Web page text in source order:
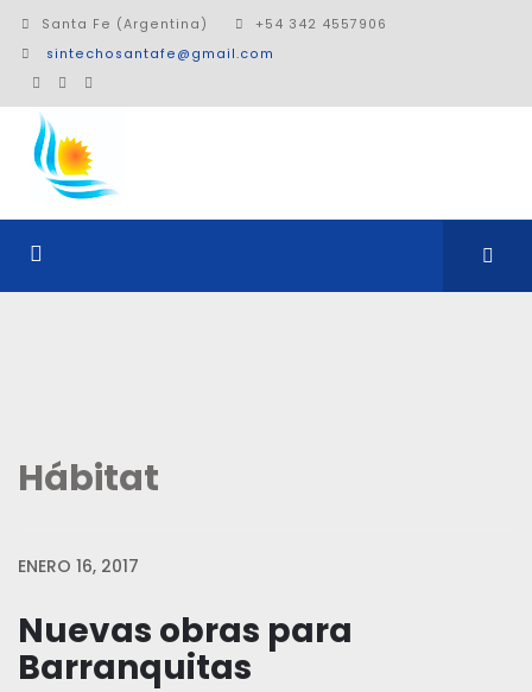
Santa Fe (Argentina)
+54 342 4557906
sintechosantafe@gmail.com
Hábitat
ENERO 16, 2017
Nuevas obras para
Barranquitas